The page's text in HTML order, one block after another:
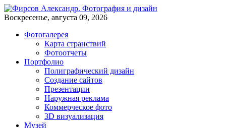
Воскресенье, августа 09, 2026
Фотогалерея
Карта странствий
Фотоотчеты
Портфолио
Полиграфический дизайн
Создание сайтов
Презентации
Наружная реклама
Коммерческое фото
3D визуализация
Музей